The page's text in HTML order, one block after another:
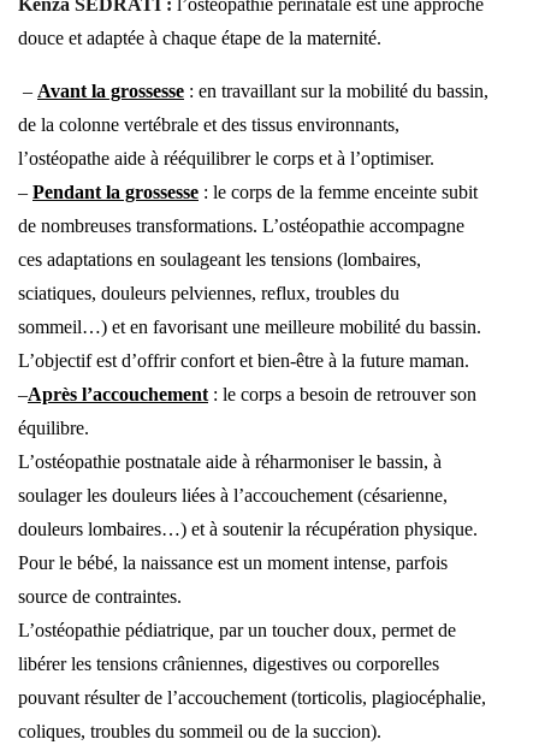
Kenza SEDRATI : l’ostéopathie périnatale est une approche
douce et adaptée à chaque étape de la maternité.
– Avant la grossesse : en travaillant sur la mobilité du bassin,
de la colonne vertébrale et des tissus environnants,
l’ostéopathe aide à rééquilibrer le corps et à l’optimiser.
– Pendant la grossesse : le corps de la femme enceinte subit
de nombreuses transformations. L’ostéopathie accompagne
ces adaptations en soulageant les tensions (lombaires,
sciatiques, douleurs pelviennes, reflux, troubles du
sommeil…) et en favorisant une meilleure mobilité du bassin.
L’objectif est d’offrir confort et bien-être à la future maman.
–Après l’accouchement : le corps a besoin de retrouver son
équilibre.
L’ostéopathie postnatale aide à réharmoniser le bassin, à
soulager les douleurs liées à l’accouchement (césarienne,
douleurs lombaires…) et à soutenir la récupération physique.
Pour le bébé, la naissance est un moment intense, parfois
source de contraintes.
L’ostéopathie pédiatrique, par un toucher doux, permet de
libérer les tensions crâniennes, digestives ou corporelles
pouvant résulter de l’accouchement (torticolis, plagiocéphalie,
coliques, troubles du sommeil ou de la succion).